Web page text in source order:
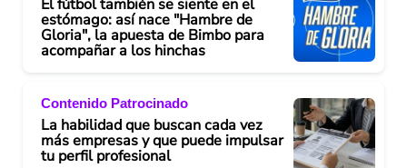
El fútbol también se siente en el
estómago: así nace "Hambre de
Gloria", la apuesta de Bimbo para
acompañar a los hinchas
Contenido Patrocinado
La habilidad que buscan cada vez
más empresas y que puede impulsar
tu perfil profesional